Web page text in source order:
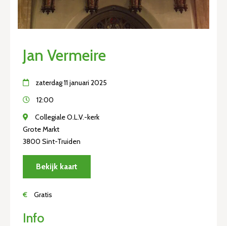
Jan Vermeire
zaterdag 11 januari 2025
12:00
Collegiale O.L.V.-kerk
Grote Markt
3800 Sint-Truiden
Bekijk kaart
€ Gratis
Info